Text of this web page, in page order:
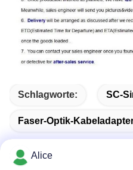
Schlagworte: SC-
Faser-Optik-
Alice